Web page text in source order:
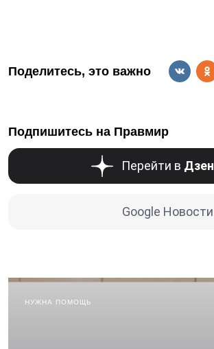
Поделитесь, это важно
Подпишитесь на Правмир
Перейти в Дзен
Google Новости
НУЖНА ПОМОЩЬ